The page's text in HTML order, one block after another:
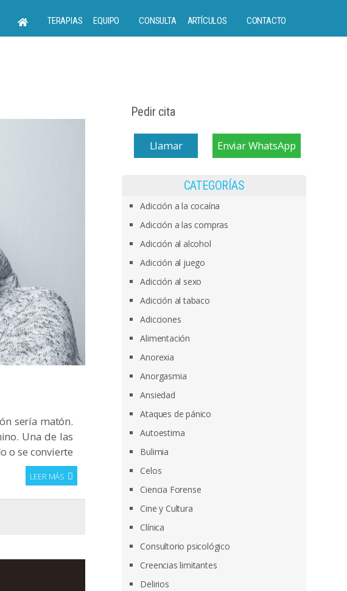
TERAPIAS EQUIPO CONSULTA ARTÍCULOS CONTACTO
sería matón.
Una de las
o se convierte
LEER MÁS
Pedir cita
Llamar Enviar WhatsApp
CATEGORÍAS
Adicción a la cocaína
Adicción a las compras
Adicción al alcohol
Adicción al juego
Adicción al sexo
Adicción al tabaco
Adicciones
Alimentación
Anorexia
Anorgasmia
Ansiedad
Ataques de pánico
Autoestima
Bulimia
Celos
Ciencia Forense
Cine y Cultura
Clínica
Consultorio psicológico
Creencias limitantes
Delirios